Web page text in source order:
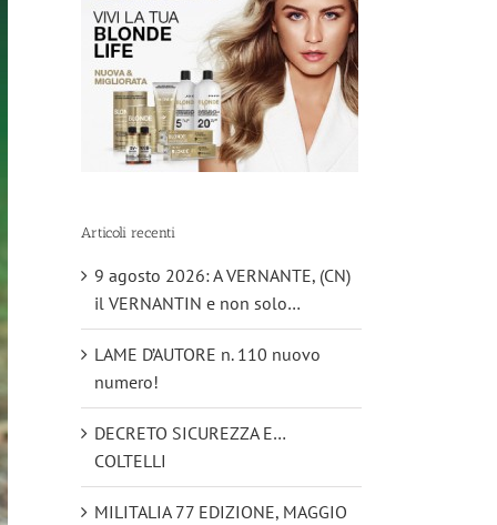
Articoli recenti
9 agosto 2026: A VERNANTE, (CN)
il VERNANTIN e non solo…
LAME D’AUTORE n. 110 nuovo
numero!
DECRETO SICUREZZA E…
COLTELLI
MILITALIA 77 EDIZIONE, MAGGIO